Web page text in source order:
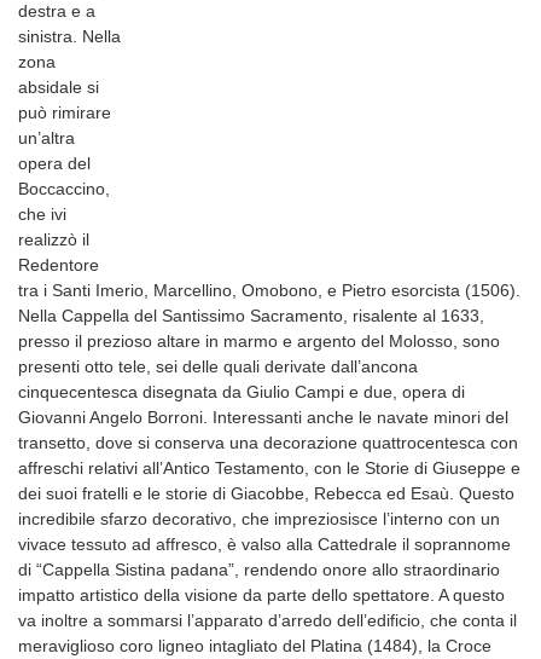
destra e a
sinistra. Nella
zona
absidale si
può rimirare
un’altra
opera del
Boccaccino,
che ivi
realizzò il
Redentore
tra i Santi Imerio, Marcellino, Omobono, e Pietro esorcista (1506).
Nella Cappella del Santissimo Sacramento, risalente al 1633,
presso il prezioso altare in marmo e argento del Molosso, sono
presenti otto tele, sei delle quali derivate dall’ancona
cinquecentesca disegnata da Giulio Campi e due, opera di
Giovanni Angelo Borroni. Interessanti anche le navate minori del
transetto, dove si conserva una decorazione quattrocentesca con
affreschi relativi all’Antico Testamento, con le Storie di Giuseppe e
dei suoi fratelli e le storie di Giacobbe, Rebecca ed Esaù. Questo
incredibile sfarzo decorativo, che impreziosisce l’interno con un
vivace tessuto ad affresco, è valso alla Cattedrale il soprannome
di “Cappella Sistina padana”, rendendo onore allo straordinario
impatto artistico della visione da parte dello spettatore. A questo
va inoltre a sommarsi l’apparato d’arredo dell’edificio, che conta il
meraviglioso coro ligneo intagliato del Platina (1484), la Croce